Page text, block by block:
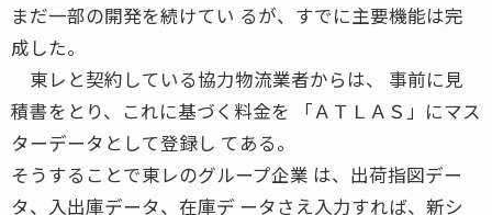
まだ一部の開発を続けてい るが、すでに主要機能は完
成した。
東レと契約している協力物流業者からは、 事前に見
積書をとり、これに基づく料金を 「ＡＴＬＡＳ」にマス
ターデータとして登録し てある。
そうすることで東レのグループ企業 は、出荷指図デー
タ、入出庫データ、在庫デ ータさえ入力すれば、新シ